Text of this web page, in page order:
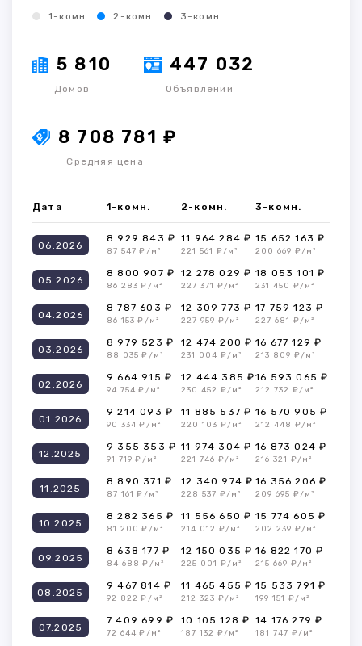
1-комн. 2-комн. 3-комн.
5 810
Домов
447 032
Объявлений
8 708 781 ₽
Средняя цена
Дата 1-комн. 2-комн. 3-комн.
06.2026
8 929 843 ₽
87 547 ₽/м²
11 964 284 ₽
221 561 ₽/м²
15 652 163 ₽
200 669 ₽/м²
05.2026
8 800 907 ₽
86 283 ₽/м²
12 278 029 ₽
227 371 ₽/м²
18 053 101 ₽
231 450 ₽/м²
04.2026
8 787 603 ₽
86 153 ₽/м²
12 309 773 ₽
227 959 ₽/м²
17 759 123 ₽
227 681 ₽/м²
03.2026
8 979 523 ₽
88 035 ₽/м²
12 474 200 ₽
231 004 ₽/м²
16 677 129 ₽
213 809 ₽/м²
02.2026
9 664 915 ₽
94 754 ₽/м²
12 444 385 ₽
230 452 ₽/м²
16 593 065 ₽
212 732 ₽/м²
01.2026
9 214 093 ₽
90 334 ₽/м²
11 885 537 ₽
220 103 ₽/м²
16 570 905 ₽
212 448 ₽/м²
12.2025
9 355 353 ₽
91 719 ₽/м²
11 974 304 ₽
221 746 ₽/м²
16 873 024 ₽
216 321 ₽/м²
11.2025
8 890 371 ₽
87 161 ₽/м²
12 340 974 ₽
228 537 ₽/м²
16 356 206 ₽
209 695 ₽/м²
10.2025
8 282 365 ₽
81 200 ₽/м²
11 556 650 ₽
214 012 ₽/м²
15 774 605 ₽
202 239 ₽/м²
09.2025
8 638 177 ₽
84 688 ₽/м²
12 150 035 ₽
225 001 ₽/м²
16 822 170 ₽
215 669 ₽/м²
08.2025
9 467 814 ₽
92 822 ₽/м²
11 465 455 ₽
212 323 ₽/м²
15 533 791 ₽
199 151 ₽/м²
07.2025
7 409 699 ₽
72 644 ₽/м²
10 105 128 ₽
187 132 ₽/м²
14 176 279 ₽
181 747 ₽/м²